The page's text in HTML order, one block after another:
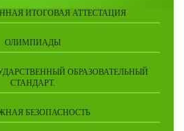
ИТОГОВАЯ АТТЕСТАЦИЯ
ОЛИМПИАДЫ
ОБРАЗОВАТЕЛЬНЫЙ
СТАНДАРТ.
БЕЗОПАСНОСТЬ